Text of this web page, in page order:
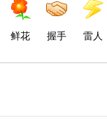
鲜花 握手 雷人